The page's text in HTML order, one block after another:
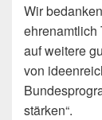
Wir
ehrenamtlich
auf weitere
von
stärken“.